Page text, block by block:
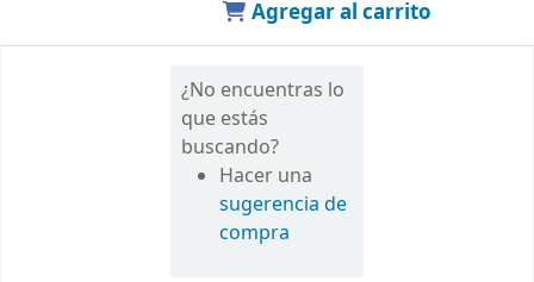
Agregar al carrito
¿No encuentras lo
que estás
buscando?
Hacer una
sugerencia de
compra